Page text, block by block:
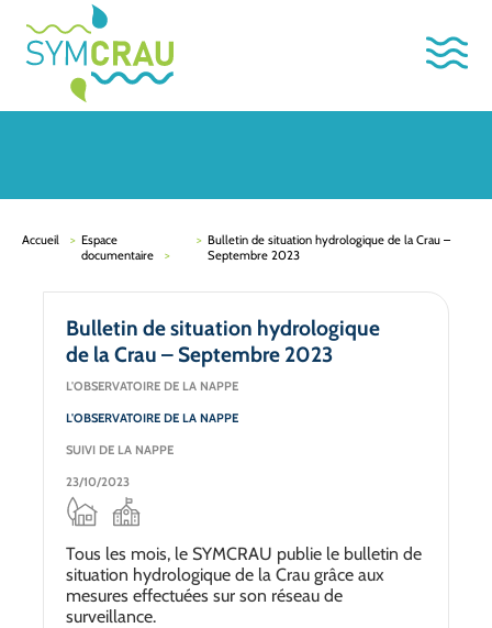
Accueil
Espace
documentaire
Bulletin de situation hydrologique de la Crau –
Septembre 2023
Bulletin de situation hydrologique
de la Crau – Septembre 2023
L'OBSERVATOIRE DE LA NAPPE
L'OBSERVATOIRE DE LA NAPPE
SUIVI DE LA NAPPE
23/10/2023
Tous les mois, le SYMCRAU publie le bulletin de
situation hydrologique de la Crau grâce aux
mesures effectuées sur son réseau de
surveillance.